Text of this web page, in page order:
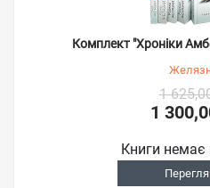
Комплект "Хроніки
1
1
Книги